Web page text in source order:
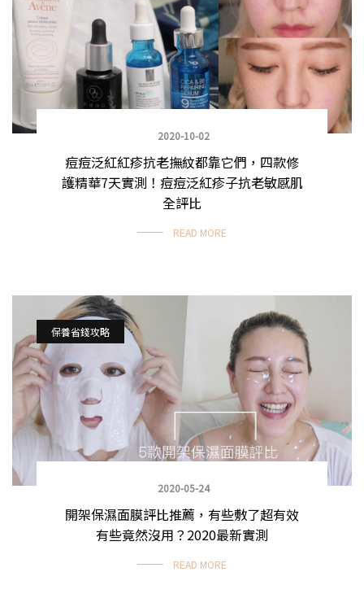
2020-10-02
痘痘泛紅紅疹抗老撫紋都靠它們，四款修
護精華7天實測！痘痘泛紅疹子抗老敏感肌
全評比
READ MORE
保養省錢攻略
2020-05-24
開架保濕面膜評比推薦，有些敷了超有效
有些竟然沒用？2020最新實測
READ MORE